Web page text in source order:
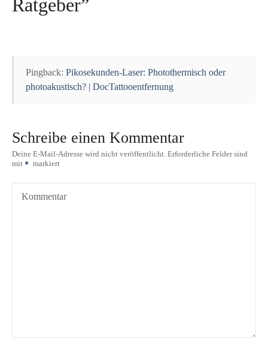
n
v
g
a
t
Ratgeber”
Pingback: Pikosekunden-Laser: Photothermisch oder
photoakustisch? | DocTattooentfernung
Schreibe einen Kommentar
Deine E-Mail-Adresse wird nicht veröffentlicht. Erforderliche Felder sind
mit
markiert
Kommentar